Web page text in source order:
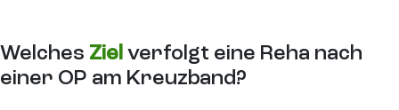
Welches Ziel verfolgt eine Reha nach
einer OP am Kreuzband?